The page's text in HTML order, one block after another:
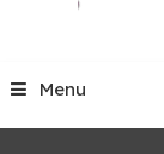
Menu